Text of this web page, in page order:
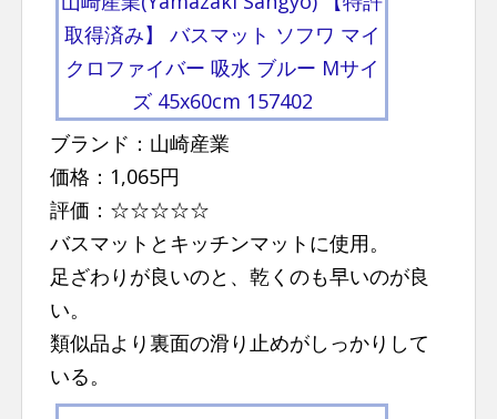
取得済み】 バスマット ソフワ マイ
クロファイバー 吸水 ブルー Mサイ
ズ 45x60cm 157402
ブランド：山崎産業
価格：1,065円
評価：☆☆☆☆☆
バスマットとキッチンマットに使用。
足ざわりが良いのと、乾くのも早いのが良
い。
類似品より裏面の滑り止めがしっかりして
いる。